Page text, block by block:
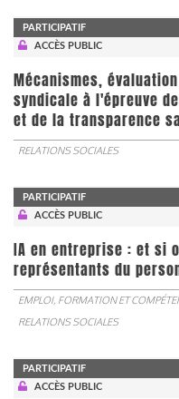
PARTICIPATIF
ACCÈS PUBLIC
Mécanismes,
syndicale à l'épreuve
et de la transparence
RELATIONS SOCIALES
PARTICIPATIF
ACCÈS PUBLIC
IA en entreprise : et si
représentants du
EMPLOI, FORMATION ET
RELATIONS SOCIALES
PARTICIPATIF
ACCÈS PUBLIC